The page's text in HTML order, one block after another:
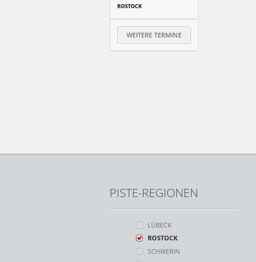
ROSTOCK
WEITERE TERMINE
PISTE-REGIONEN
LÜBECK
ROSTOCK
SCHWERIN